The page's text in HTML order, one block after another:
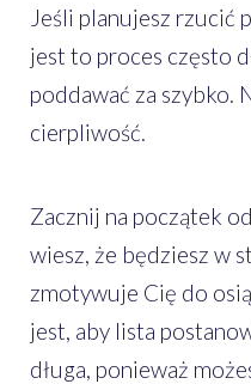
Jeśli planujesz rzucić
jest to proces często
poddawać za szybko.
cierpliwość.
Zacznij na początek
wiesz, że będziesz w
zmotywuje Cię do
jest, aby lista
długa, ponieważ